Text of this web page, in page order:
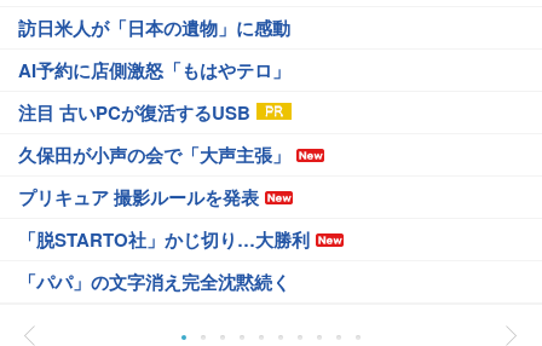
訪日米人が「日本の遺物」に感動
AI予約に店側激怒「もはやテロ」
注目 古いPCが復活するUSB
久保田が小声の会で「大声主張」
プリキュア 撮影ルールを発表
「脱STARTO社」かじ切り…大勝利
「パパ」の文字消え完全沈黙続く